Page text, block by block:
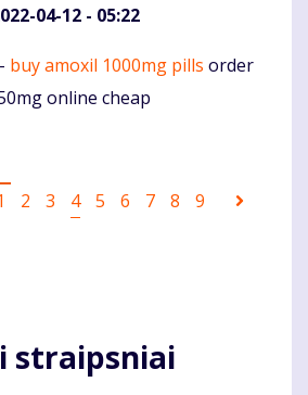
04-12 - 05:22
buy amoxil 1000mg pills order
online cheap
Puslapis
2 Puslapis
3
Current
4 Puslapis
5 Puslapis
6 Puslapis
7 Puslapis
8 Puslapis
9
straipsniai